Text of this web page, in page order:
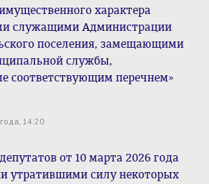
характера
служащими Администрации
поселения, замещающими
службы,
соответствующим перечнем»
14:20
от 10 марта 2026 года
утратившими силу некоторых